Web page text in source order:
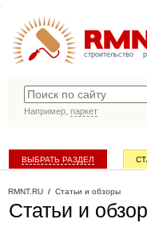
строительство
Например, паркет
ВЫБРАТЬ РАЗДЕЛ
RMNT.RU / Статьи и обзоры
Статьи и